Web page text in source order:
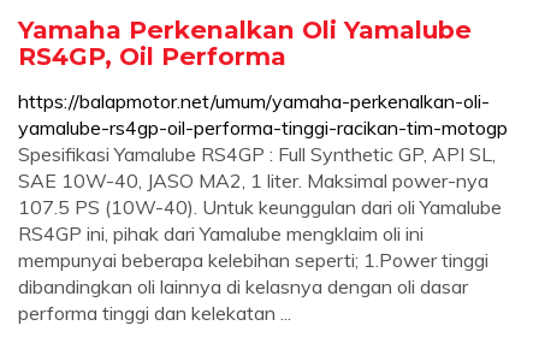
Yamaha Perkenalkan Oli Yamalube
RS4GP, Oil Performa
https://balapmotor.net/umum/yamaha-perkenalkan-oli-
yamalube-rs4gp-oil-performa-tinggi-racikan-tim-motogp
Spesifikasi Yamalube RS4GP : Full Synthetic GP, API SL,
SAE 10W-40, JASO MA2, 1 liter. Maksimal power-nya
107.5 PS (10W-40). Untuk keunggulan dari oli Yamalube
RS4GP ini, pihak dari Yamalube mengklaim oli ini
mempunyai beberapa kelebihan seperti; 1.Power tinggi
dibandingkan oli lainnya di kelasnya dengan oli dasar
performa tinggi dan kelekatan ...